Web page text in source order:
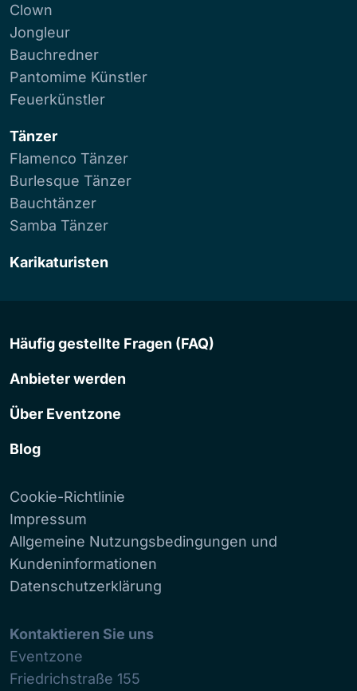
Clown
Jongleur
Bauchredner
Pantomime Künstler
Feuerkünstler
Tänzer
Flamenco Tänzer
Burlesque Tänzer
Bauchtänzer
Samba Tänzer
Karikaturisten
Häufig gestellte Fragen (FAQ)
Anbieter werden
Über Eventzone
Blog
Cookie-Richtlinie
Impressum
Allgemeine Nutzungsbedingungen und
Kundeninformationen
Datenschutzerklärung
Kontaktieren Sie uns
Eventzone
Friedrichstraße 155